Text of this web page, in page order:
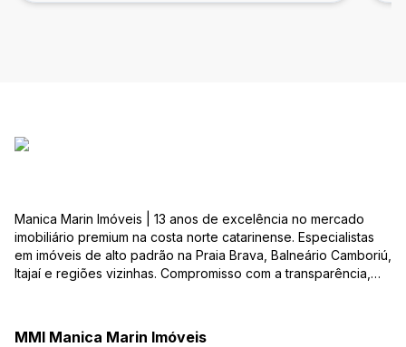
Manica Marin Imóveis | 13 anos de excelência no mercado
imobiliário premium na costa norte catarinense. Especialistas
em imóveis de alto padrão na Praia Brava, Balneário Camboriú,
Itajaí e regiões vizinhas. Compromisso com a transparência,
entende e valoriza seu investimento.
MMI Manica Marin Imóveis